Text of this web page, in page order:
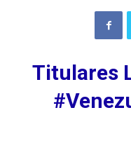
Titulares